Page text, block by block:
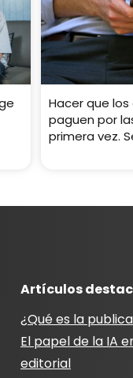
Hacer que
paguen por
primera vez.
Artículos
¿Qué es la
El papel de la IA
editorial